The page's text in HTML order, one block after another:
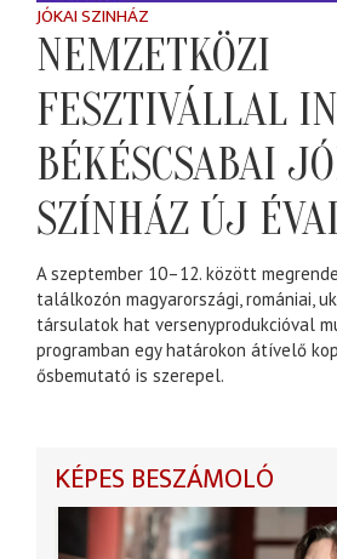
JÓKAI SZINHÁZ
NEMZETKÖZI
FESZTIVÁLLAL
BÉKÉSCSABAI
SZÍNHÁZ ÚJ
A szeptember 10–12. között
találkozón magyarországi, romániai,
társulatok hat versenyprodukcióval
programban egy határokon átívelő
ősbemutató is szerepel.
KÉPES BESZÁMOLÓ